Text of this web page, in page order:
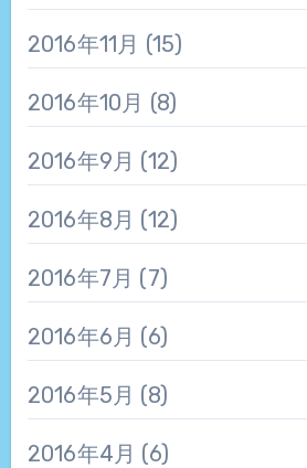
2016年11月 (15)
2016年10月 (8)
2016年9月 (12)
2016年8月 (12)
2016年7月 (7)
2016年6月 (6)
2016年5月 (8)
2016年4月 (6)